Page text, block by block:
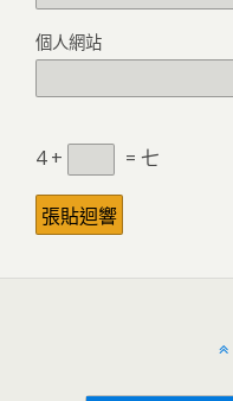
個人網站
4 + = 七